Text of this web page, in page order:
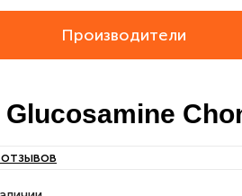
Производители
Glucosamine